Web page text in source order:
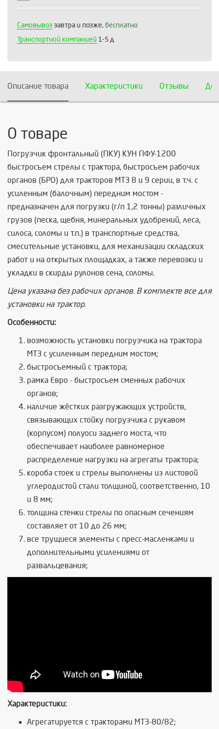
Самовывоз завтра и позже, бесплатно
Транспортной компанией 1-5 д
Описание товара Характеристики Отзывы
О товаре
Погрузчик фронтальный (ПКУ) КУН ПФУ-1200
быстросъем стрелы с трактора, быстросъем рабочих
органов (БРО) для тракторов МТЗ 8 и 9 серии, в т.ч. с
усиленным (балочным) передним мостом -
предназначен для погрузки (г/п 1,2 тонны) различных
грузов (песка, щебня, минеральных удобрений, леса,
силоса, соломы и т.п.) в транспортные средства,
смесительные установки, для механизации складских
работ и на открытых площадках, а также перевозки и
укладки в скирды рулонов сена, соломы.
Цена указана без рабочих органов. В комплекте все для
установки на трактор.
Особенности:
возможность установки погрузчика на трактора
МТЗ с усиленным передним мостом;
быстросъемный с трактора;
рамка Евро - быстросъем сменных рабочих
органов;
наличие жёстких разгружающих устройств,
связывающих стойку погрузчика с рукавом
(корпусом) полуоси заднего моста, что
обеспечивает наиболее равномерное
распределение нагрузки на агрегаты трактора;
короба стоек и стрелы выполнены из листовой
углеродистой стали толщиной, соответственно, 10
и 8 мм;
толщина стенки стрелы по опасным сечениям
составляет от 10 до 26 мм;
все трущиеся элементы с пресс-масленками и
дополнительными усилениями от
развальцевания;
Характеристики:
Агрегатируется с тракторами МТЗ-80/82;